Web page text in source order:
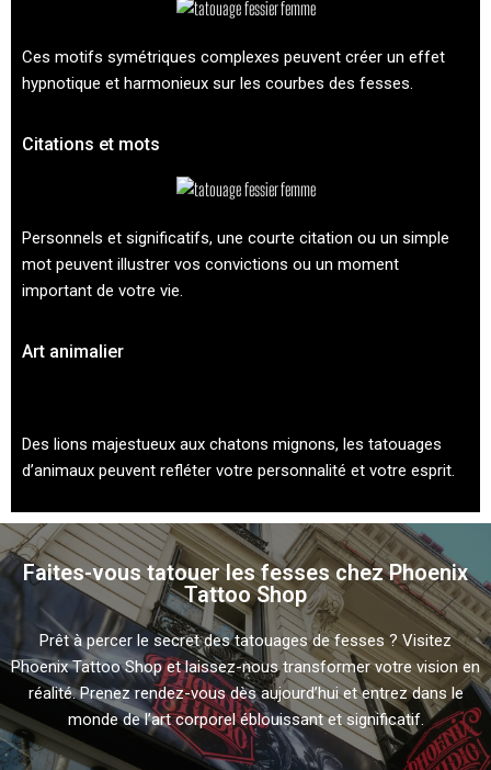
Ces motifs symétriques complexes peuvent créer un effet
hypnotique et harmonieux sur les courbes des fesses.
Citations et mots
Personnels et significatifs, une courte citation ou un simple
mot peuvent illustrer vos convictions ou un moment
important de votre vie.
Art animalier
Des lions majestueux aux chatons mignons, les tatouages
d’animaux peuvent refléter votre personnalité et votre esprit.
Faites-vous tatouer les fesses chez Phoenix
Tattoo Shop
Prêt à percer le secret des tatouages de fesses ? Visitez
Phoenix Tattoo Shop et laissez-nous transformer votre vision en
réalité. Prenez rendez-vous dès aujourd’hui et entrez dans le
monde de l’art corporel éblouissant et significatif.